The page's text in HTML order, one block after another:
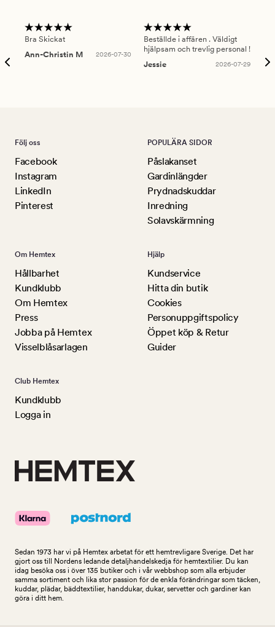
Bra Skickat
Ann-Christin M
2026-07-30
Beställde i affären . Väldigt
hjälpsam och trevlig personal !
Jessie
2026-07-29
Följ oss
Facebook
Instagram
LinkedIn
Pinterest
POPULÄRA SIDOR
Påslakanset
Gardinlängder
Prydnadskuddar
Inredning
Solavskärmning
Om Hemtex
Hållbarhet
Kundklubb
Om Hemtex
Press
Jobba på Hemtex
Visselblåsarlagen
Hjälp
Kundservice
Hitta din butik
Cookies
Personuppgiftspolicy
Öppet köp & Retur
Guider
Club Hemtex
Kundklubb
Logga in
Sedan 1973 har vi på Hemtex arbetat för ett hemtrevligare Sverige. Det har
gjort oss till Nordens ledande detaljhandelskedja för hemtextilier. Du kan
idag besöka oss i över 135 butiker och i vår webbshop som alla erbjuder
samma sortiment och lika stor passion för de enkla förändringar som täcken,
kuddar, plädar, bäddtextilier, handdukar, dukar, servetter och gardiner kan
göra i ditt hem.